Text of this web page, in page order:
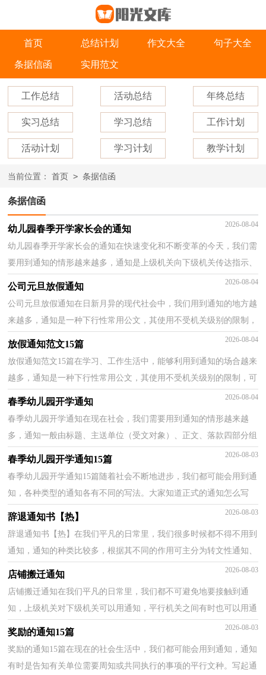
首页 总结计划 作文大全 句子大全
条据信函 实用范文
工作总结 活动总结 年终总结
实习总结 学习总结 工作计划
活动计划 学习计划 教学计划
当前位置： 首页 > 条据信函
条据信函
幼儿园春季开学家长会的通知 2026-08-04
幼儿园春季开学家长会的通知在快速变化和不断变革的今天，我们需
要用到通知的情形越来越多，通知是上级机关向下级机关传达指示、
批转下级机关的公文、转发上级机关和不相隶属机...
公司元旦放假通知 2026-08-04
公司元旦放假通知在日新月异的现代社会中，我们用到通知的地方越
来越多，通知是一种下行性常用公文，其使用不受机关级别的限制，
可用于发布规章、转发公度文，布置工作、传达事项等。...
放假通知范文15篇 2026-08-04
放假通知范文15篇在学习、工作生活中，能够利用到通知的场合越来
越多，通知是一种下行性常用公文，其使用不受机关级别的限制，可
用于发布规章、转发公度文，布置工作、传达事项等。通...
春季幼儿园开学通知 2026-08-04
春季幼儿园开学通知在现在社会，我们需要用到通知的情形越来越
多，通知一般由标题、主送单位（受文对象）、正文、落款四部分组
成。为了让您在写通知时更加简单方便，下面是小编帮大家...
春季幼儿园开学通知15篇 2026-08-03
春季幼儿园开学通知15篇随着社会不断地进步，我们都可能会用到通
知，各种类型的通知各有不同的写法。大家知道正式的通知怎么写
吗？下面是小编收集整理的春季幼儿园开学通知，供大家...
辞退通知书【热】 2026-08-03
辞退通知书【热】在我们平凡的日常里，我们很多时候都不得不用到
通知，通知的种类比较多，根据其不同的作用可主分为转文性通知、
指示性通知、事务性通知、任免通知等。那么，怎么去...
店铺搬迁通知 2026-08-03
店铺搬迁通知在我们平凡的日常里，我们都不可避免地要接触到通
知，上级机关对下级机关可以用通知，平行机关之间有时也可以用通
知。那么，怎么去写通知呢？下面是小编收集整理的店铺搬...
奖励的通知15篇 2026-08-03
奖励的通知15篇在现在的社会生活中，我们都可能会用到通知，通知
有时是告知有关单位需要周知或共同执行的事项的平行文种。写起通